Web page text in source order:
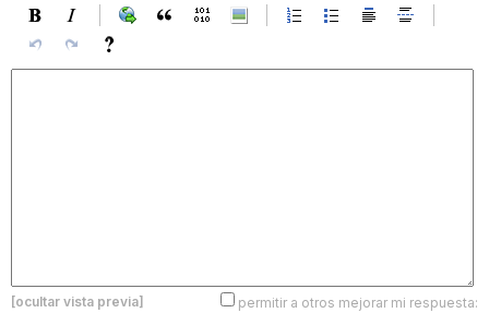
[ocultar vista previa]
permitir a otros mejorar mi respuesta: